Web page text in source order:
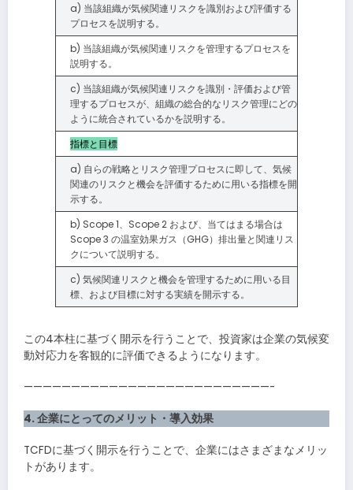
a) 当該組織が気候関連リスクを識別および評価する
プロセスを説明する。
b) 当該組織が気候関連リスクを管理するプロセスを
説明する。
c) 当該組織が気候関連リスクを識別・評価および管
理するプロセスが、組織の総合的なリスク管理にどの
ように統合されているかを説明する。
指標と目標
a) 自らの戦略とリスク管理プロセスに即して、気候
関連のリスクと機会を評価するために用いる指標を開
示する。
b) Scope 1、Scope 2 および、当てはまる場合は
Scope 3 の温室効果ガス（GHG）排出量と関連リス
クについて説明する。
c) 気候関連リスクと機会を管理するために用いる目
標、および目標に対する実績を開示する。
この4本柱に基づく開示を行うことで、投資家は企業の気候変
動対応力を客観的に評価できるようになります。
——————————————————————————-
4. 企業にとってのメリット・導入効果
TCFDに基づく開示を行うことで、企業にはさまざまなメリッ
トがあります。